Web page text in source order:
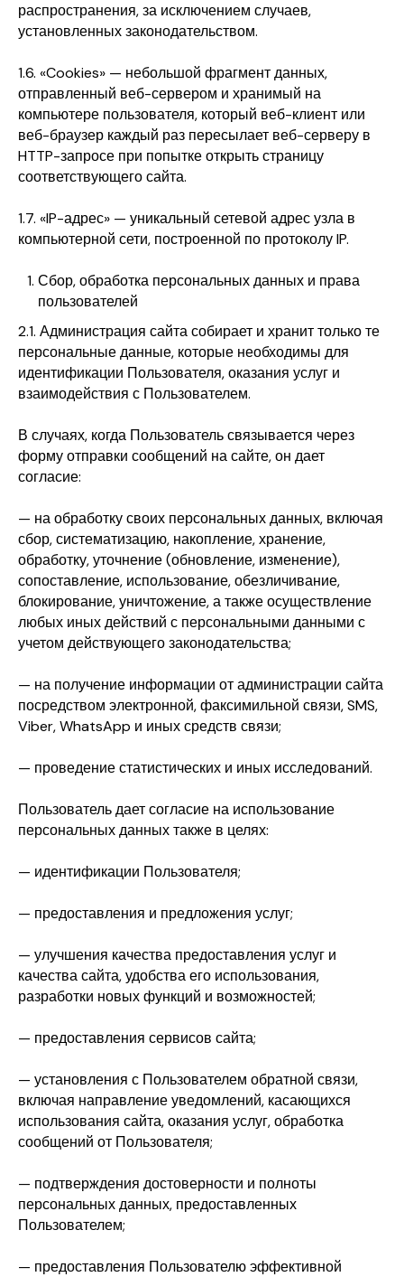
распространения, за исключением случаев,
установленных законодательством.
1.6. «Cookies» — небольшой фрагмент данных,
отправленный веб-сервером и хранимый на
компьютере пользователя, который веб-клиент или
веб-браузер каждый раз пересылает веб-серверу в
HTTP-запросе при попытке открыть страницу
соответствующего сайта.
1.7. «IP-адрес» — уникальный сетевой адрес узла в
компьютерной сети, построенной по протоколу IP.
Сбор, обработка персональных данных и права
пользователей
2.1. Администрация сайта собирает и хранит только те
персональные данные, которые необходимы для
идентификации Пользователя, оказания услуг и
взаимодействия с Пользователем.
В случаях, когда Пользователь связывается через
форму отправки сообщений на сайте, он дает
согласие:
— на обработку своих персональных данных, включая
сбор, систематизацию, накопление, хранение,
обработку, уточнение (обновление, изменение),
сопоставление, использование, обезличивание,
блокирование, уничтожение, а также осуществление
любых иных действий с персональными данными с
учетом действующего законодательства;
— на получение информации от администрации сайта
посредством электронной, факсимильной связи, SMS,
Viber, WhatsApp и иных средств связи;
— проведение статистических и иных исследований.
Пользователь дает согласие на использование
персональных данных также в целях:
— идентификации Пользователя;
— предоставления и предложения услуг;
— улучшения качества предоставления услуг и
качества сайта, удобства его использования,
разработки новых функций и возможностей;
— предоставления сервисов сайта;
— установления с Пользователем обратной связи,
включая направление уведомлений, касающихся
использования сайта, оказания услуг, обработка
сообщений от Пользователя;
— подтверждения достоверности и полноты
персональных данных, предоставленных
Пользователем;
— предоставления Пользователю эффективной